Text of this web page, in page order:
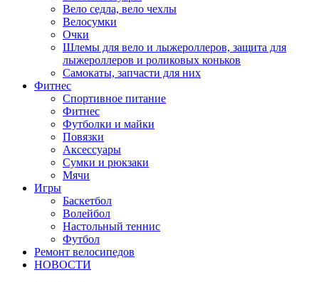
Вело седла, вело чехлы
Велосумки
Очки
Шлемы для вело и лыжероллеров, защита для
лыжероллеров и роликовых коньков
Самокаты, запчасти для них
Фитнес
Спортивное питание
Фитнес
Футболки и майки
Повязки
Аксессуары
Сумки и рюкзаки
Мячи
Игры
Баскетбол
Волейбол
Настольный теннис
Футбол
Ремонт велосипедов
НОВОСТИ